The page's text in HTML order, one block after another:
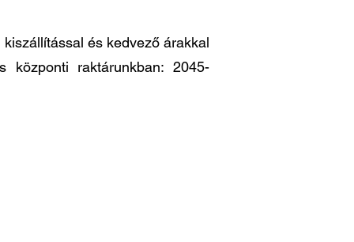
és kedvező árakkal
központi raktárunkban: 2045-